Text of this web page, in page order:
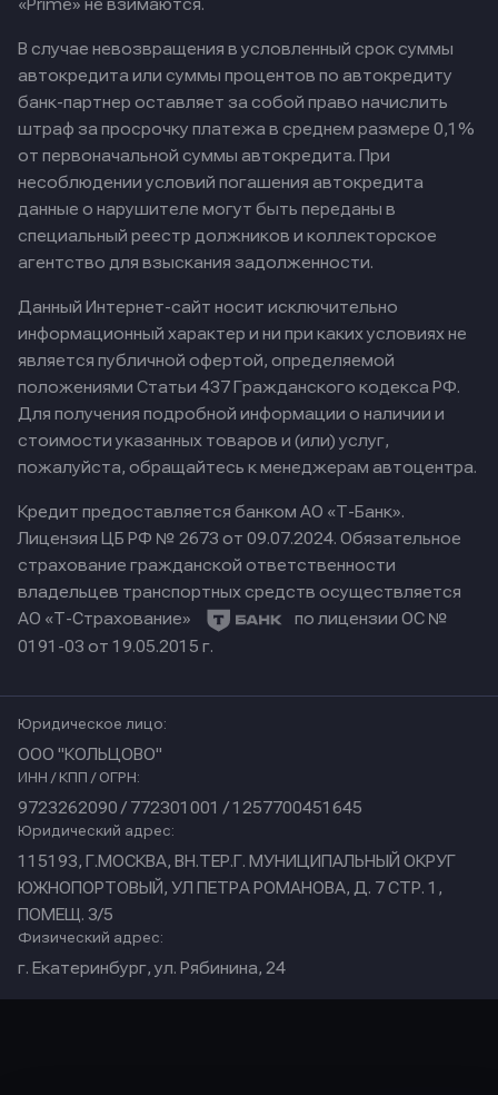
«Prime» не взимаются.
В случае невозвращения в условленный срок суммы
автокредита или суммы процентов по автокредиту
банк-партнер оставляет за собой право начислить
штраф за просрочку платежа в среднем размере 0,1%
от первоначальной суммы автокредита. При
несоблюдении условий погашения автокредита
данные о нарушителе могут быть переданы в
специальный реестр должников и коллекторское
агентство для взыскания задолженности.
Данный Интернет-сайт носит исключительно
информационный характер и ни при каких условиях не
является публичной офертой, определяемой
положениями Статьи 437 Гражданского кодекса РФ.
Для получения подробной информации о наличии и
стоимости указанных товаров и (или) услуг,
пожалуйста, обращайтесь к менеджерам автоцентра.
Кредит предоставляется банком АО «Т-Банк».
Лицензия ЦБ РФ № 2673 от 09.07.2024. Обязательное
страхование гражданской ответственности
владельцев транспортных средств осуществляется
АО «Т-Страхование»
по лицензии ОС №
0191-03 от 19.05.2015 г.
Юридическое лицо:
ООО "КОЛЬЦОВО"
ИНН / КПП / ОГРН:
9723262090 / 772301001 / 1257700451645
Юридический адрес:
115193, Г.МОСКВА, ВН.ТЕР.Г. МУНИЦИПАЛЬНЫЙ ОКРУГ
ЮЖНОПОРТОВЫЙ, УЛ ПЕТРА РОМАНОВА, Д. 7 СТР. 1,
ПОМЕЩ. 3/5
Физический адрес:
г. Екатеринбург, ул. Рябинина, 24